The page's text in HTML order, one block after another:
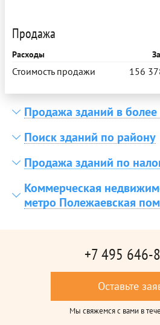
Продажа
Расходы
Стоимость продажи 156
Продажа зданий в
Поиск зданий по району
Продажа зданий по
Коммерческая
метро Полежаевская
+7 495 646-
Оставьте
Мы свяжемся с вами в